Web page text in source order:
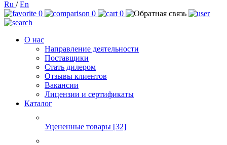
Ru /En
0
0 0
О нас
Направление деятельности
Поставщики
Стать дилером
Отзывы клиентов
Вакансии
Лицензии и сертификаты
Каталог
Уцененные товары [32]